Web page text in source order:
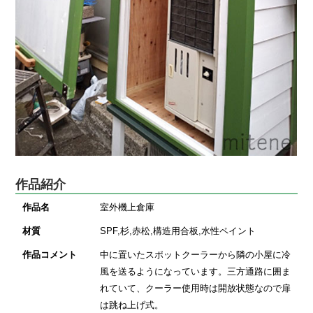
作品紹介
作品名 室外機上倉庫
材質 SPF,杉,赤松,構造用合板,水性ペイント
作品コメント
中に置いたスポットクーラーから隣の小屋に冷
風を送るようになっています。三方通路に囲ま
れていて、クーラー使用時は開放状態なので扉
は跳ね上げ式。